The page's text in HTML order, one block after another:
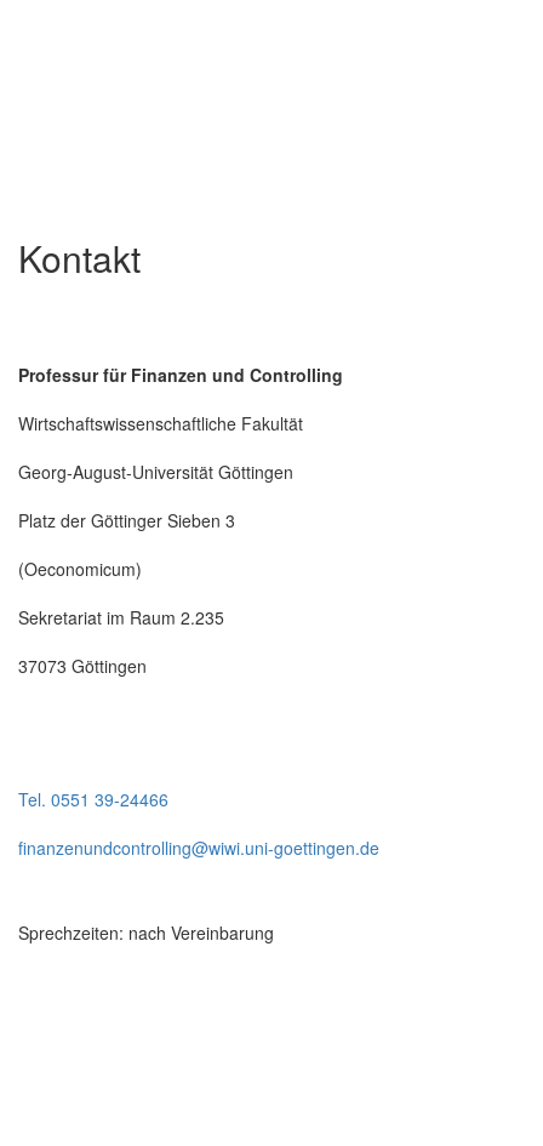
Kontakt
Professur für Finanzen und Controlling
Wirtschaftswissenschaftliche Fakultät
Georg-August-Universität Göttingen
Platz der Göttinger Sieben 3
(Oeconomicum)
Sekretariat im Raum 2.235
37073 Göttingen
Tel. 0551 39-24466
finanzenundcontrolling@wiwi.uni-goettingen.de
Sprechzeiten: nach Vereinbarung